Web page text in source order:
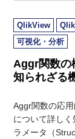
QlikView
可視化・分析
Aggr関数の
知られざる
Aggr関数の応
について詳し
ラメータ（